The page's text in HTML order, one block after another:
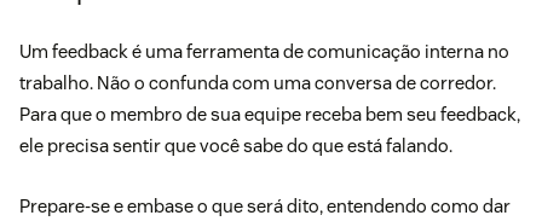
Um feedback é uma ferramenta decomunicação interna no
trabalho. Não o confunda com uma conversa de corredor.
Para que o membro de sua equipe receba bem seu feedback,
ele precisa sentir que você sabe do que está falando.
Prepare-se e embase o que será dito, entendendo como dar